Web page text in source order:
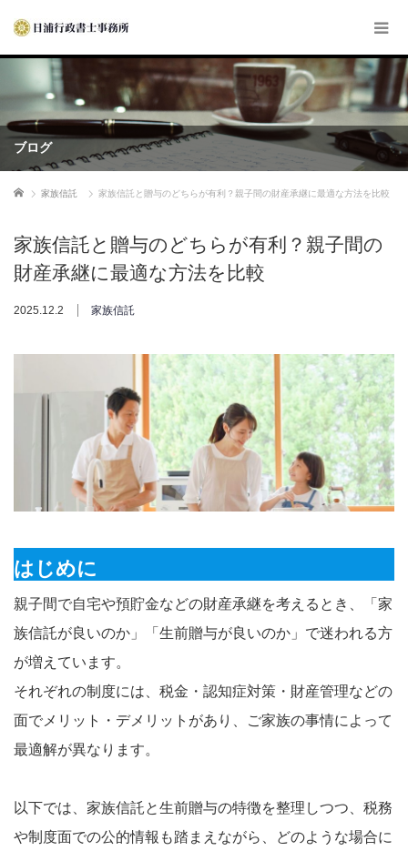
ブログ
ホーム 家族信託 家族信託と贈与のどちらが有利？親子間の財産承継に最適な方法を比較
家族信託と贈与のどちらが有利？親子間の
財産承継に最適な方法を比較
2025.12.2 家族信託
はじめに
親子間で自宅や預貯金などの財産承継を考えるとき、「家
族信託が良いのか」「生前贈与が良いのか」で迷われる方
が増えています。
それぞれの制度には、税金・認知症対策・財産管理などの
面でメリット・デメリットがあり、ご家族の事情によって
最適解が異なります。
以下では、家族信託と生前贈与の特徴を整理しつつ、税務
や制度面での公的情報も踏まえながら、どのような場合に